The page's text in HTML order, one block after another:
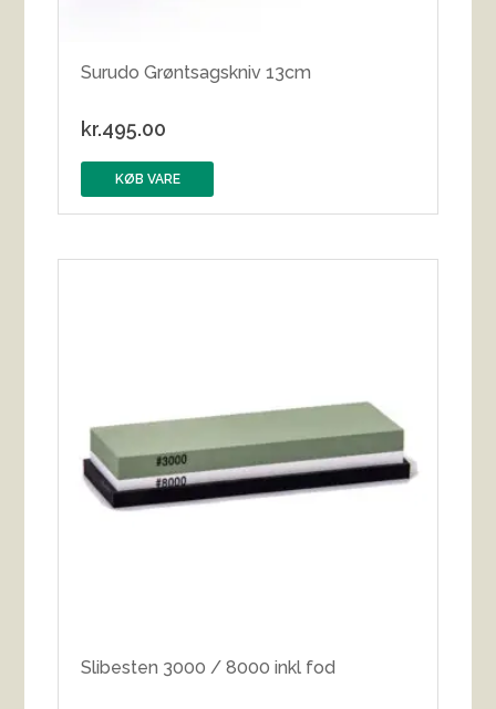
Surudo Grøntsagskniv 13cm
kr.495.00
KØB VARE
Slibesten 3000 / 8000 inkl fod